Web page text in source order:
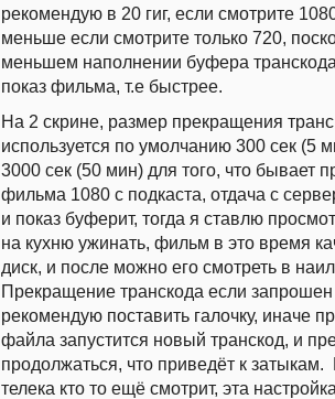
рекомендую в 20 гиг, если смотрите
меньше если смотрите только 720,
меньшем наполнении буфера
показ фильма, т.е быстрее.
На 2 скрине, размер прекращения
используется по умолчанию 300 сек (5
3000 сек (50 мин) для того, что бывает
фильма 1080 с подкаста, отдача с
и показ буферит, тогда я ставлю
на кухню ужинать, фильм в это время
диск, и после можно его смотреть в
Прекращение транскода если
рекомендую поставить галочку, иначе
файла запустится новый транскод, и
продолжаться, что приведёт к затыкам.
телека кто то ещё смотрит, эта